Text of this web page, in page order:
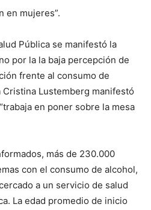
en mujeres”.
Pública se manifestó la
por la la baja percepción de
frente al consumo de
Lustemberg manifestó
en poner sobre la mesa
más de 230.000
con el consumo de alcohol,
a un servicio de salud
La edad promedio de inicio